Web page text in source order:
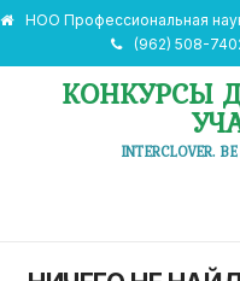
НОО Профессиональная
(962) 508-
КОНКУРСЫ
INTERCLOVER.